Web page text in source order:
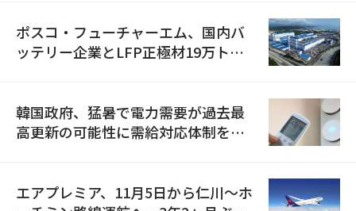
ポスコ・フューチャーエム、国内バ
ッテリー企業とLFP正極材19万トン
韓国政府、猛暑で電力需要が過去最
高更新の可能性に需給対応体制を点
エアプレミア、11月5日から仁川〜ホ